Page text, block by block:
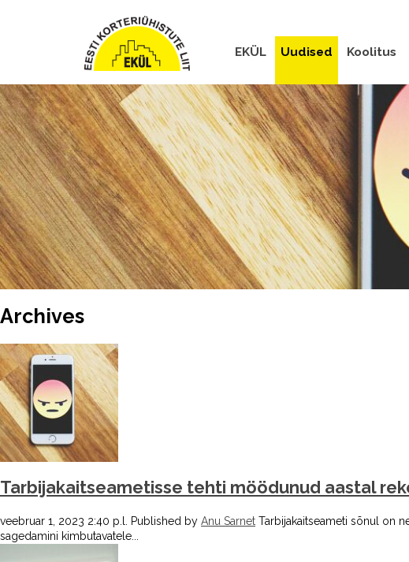
EKÜL Uudised Koolitus
Archives
Tarbijakaitseametisse tehti möödunud aastal
veebruar 1, 2023 2:40 p.l. Published by Anu Sarnet Tarbijakaitseameti sõnul on
sagedamini kimbutavatele...